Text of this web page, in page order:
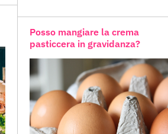
Posso mangiare la crema
pasticcera in gravidanza?